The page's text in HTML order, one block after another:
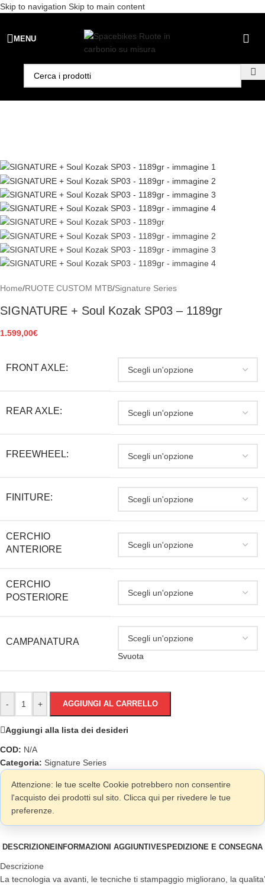
Skip to navigation Skip to main content
Spedizione gratuita per ordini superiori a €99 - 📣 Paga con PayPal in
3 rate senza interessi,
MENU
Home/RUOTE CUSTOM MTB/Signature Series
SIGNATURE + Soul Kozak SP03 – 1189gr
1.599,00€
FRONT AXLE:
REAR AXLE:
FREEWHEEL:
FINITURE:
CERCHIO
ANTERIORE
CERCHIO
POSTERIORE
CAMPANATURA
Svuota
- + AGGIUNGI AL CARRELLO
Aggiungi alla lista dei desideri
COD: N/A
Categoria: Signature Series
Attenzione: le tue scelte Cookie potrebbero non consentire
l'acquisto dei prodotti sul sito. Clicca qui per rivedere le tue
preferenze.
DESCRIZIONE INFORMAZIONI AGGIUNTIVESPEDIZIONE E CONSEGNA
Descrizione
La tecnologia va avanti, le tecniche ti stampaggio migliorano, la qualita’